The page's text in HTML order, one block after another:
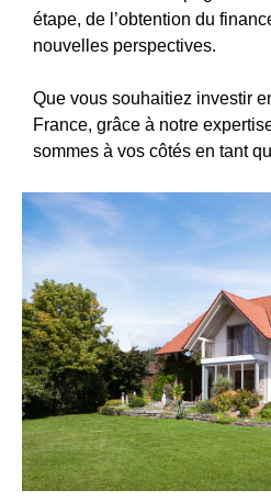
étape, de l’obtention du
nouvelles perspectives.
Que vous souhaitiez investir
France, grâce à notre
sommes à vos côtés en tant